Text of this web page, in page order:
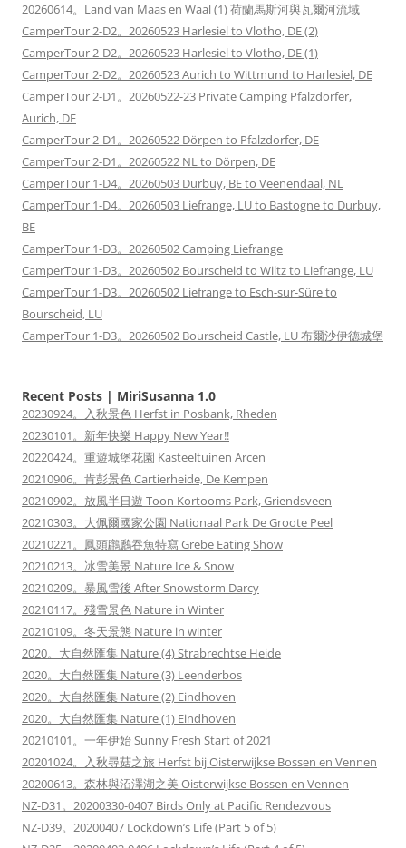
20260614。Land van Maas en Waal (1) 荷蘭馬斯河與瓦爾河流域
CamperTour 2-D2。20260523 Harlesiel to Vlotho, DE (2)
CamperTour 2-D2。20260523 Harlesiel to Vlotho, DE (1)
CamperTour 2-D2。20260523 Aurich to Wittmund to Harlesiel, DE
CamperTour 2-D1。20260522-23 Private Camping Pfalzdorfer,
Aurich, DE
CamperTour 2-D1。20260522 Dörpen to Pfalzdorfer, DE
CamperTour 2-D1。20260522 NL to Dörpen, DE
CamperTour 1-D4。20260503 Durbuy, BE to Veenendaal, NL
CamperTour 1-D4。20260503 Liefrange, LU to Bastogne to Durbuy,
BE
CamperTour 1-D3。20260502 Camping Liefrange
CamperTour 1-D3。20260502 Bourscheid to Wiltz to Liefrange, LU
CamperTour 1-D3。20260502 Liefrange to Esch-sur-Sûre to
Bourscheid, LU
CamperTour 1-D3。20260502 Bourscheid Castle, LU 布爾沙伊德城堡
Recent Posts | MiriSusanna 1.0
20230924。入秋景色 Herfst in Posbank, Rheden
20230101。新年快樂 Happy New Year!!
20220424。重遊城堡花園 Kasteeltuinen Arcen
20210906。肯彭景色 Cartierheide, De Kempen
20210902。放風半日遊 Toon Kortooms Park, Griendsveen
20210303。大佩爾國家公園 Nationaal Park De Groote Peel
20210221。鳳頭鸊鷉吞魚特寫 Grebe Eating Show
20210213。冰雪美景 Nature Ice & Snow
20210209。暴風雪後 After Snowstorm Darcy
20210117。殘雪景色 Nature in Winter
20210109。冬天景態 Nature in winter
2020。大自然匯集 Nature (4) Strabrechtse Heide
2020。大自然匯集 Nature (3) Leenderbos
2020。大自然匯集 Nature (2) Eindhoven
2020。大自然匯集 Nature (1) Eindhoven
20210101。一年伊始 Sunny Fresh Start of 2021
20201024。入秋尋菇之旅 Herfst bij Oisterwijkse Bossen en Vennen
20200613。森林與沼澤湖之美 Oisterwijkse Bossen en Vennen
NZ-D31。20200330-0407 Birds Only at Pacific Rendezvous
NZ-D39。20200407 Lockdown’s Life (Part 5 of 5)